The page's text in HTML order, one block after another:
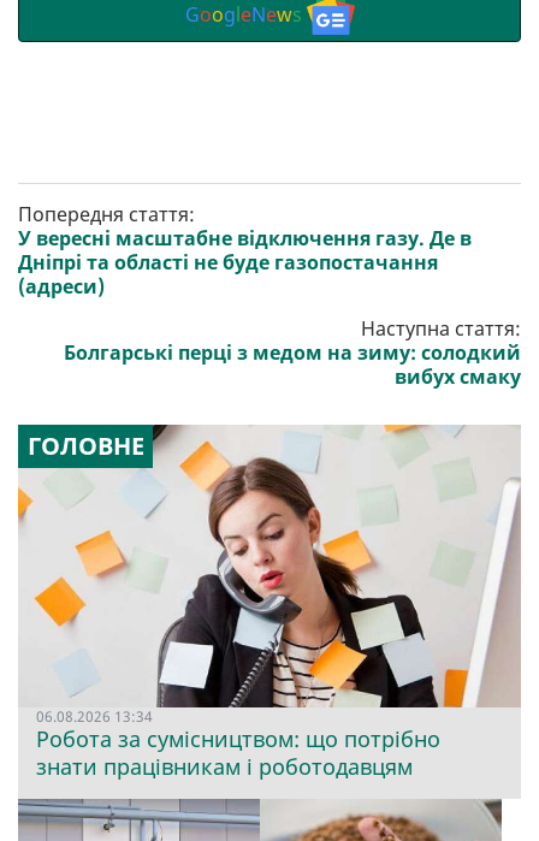
GoogleNews
Попередня стаття:
У вересні масштабне відключення газу. Де в
Дніпрі та області не буде газопостачання
(адреси)
Наступна стаття:
Болгарські перці з медом на зиму: солодкий
вибух смаку
ГОЛОВНЕ
06.08.2026 13:34
Робота за сумісництвом: що потрібно
знати працівникам і роботодавцям